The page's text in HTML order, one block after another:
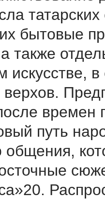
татарских
бытовые
также
искусстве,
времен
путь
общения,